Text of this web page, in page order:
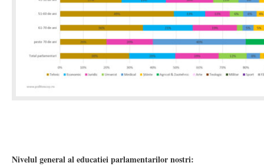
Nivelul general al educatiei parlamentarilor nostri: